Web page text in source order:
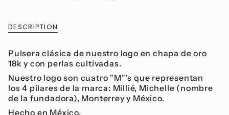
DESCRIPTION
Pulsera clásica de nuestro logo en chapa de oro
18k y con perlas cultivadas.
Nuestro logo son cuatro "M"'s que representan
los 4 pilares de la marca: Millié, Michelle (nombre
de la fundadora), Monterrey y México.
Hecho en México.